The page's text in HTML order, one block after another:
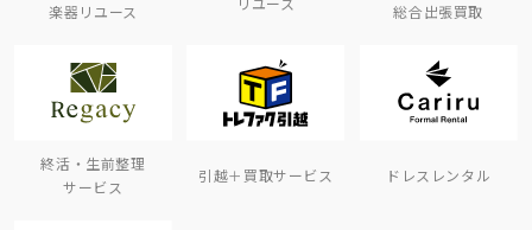
楽器リユース 総合出張買取
終活・生前整理
サービス
引越＋買取サービス ドレスレンタル